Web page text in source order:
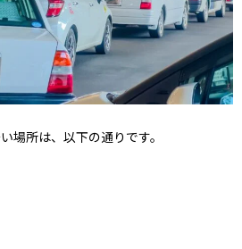
場所は、以下の通りです。